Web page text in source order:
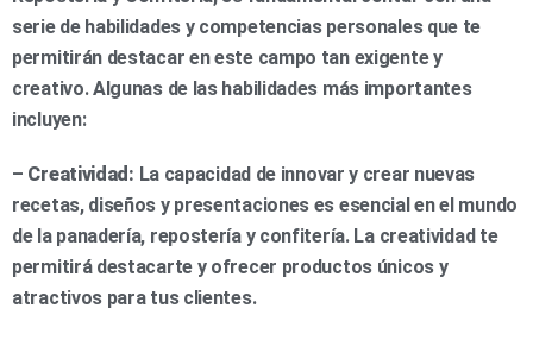
serie de habilidades y competencias personales que te
permitirán destacar en este campo tan exigente y
creativo. Algunas de las habilidades más importantes
incluyen:
– Creatividad: La capacidad de innovar y crear nuevas
recetas, diseños y presentaciones es esencial en el mundo
de la panadería, repostería y confitería. La creatividad te
permitirá destacarte y ofrecer productos únicos y
atractivos para tus clientes.